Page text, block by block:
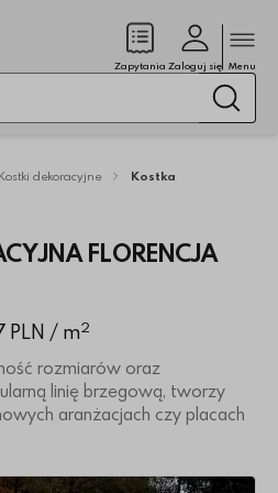
zostanie wyszukana
Zapytania
(pusty)Zaloguj się Menu
Kostki dekoracyjne
Kostka
FLORENCJA
PLN / m2
rozmiarów oraz
linię brzegową, tworzy
aranżacjach czy placach